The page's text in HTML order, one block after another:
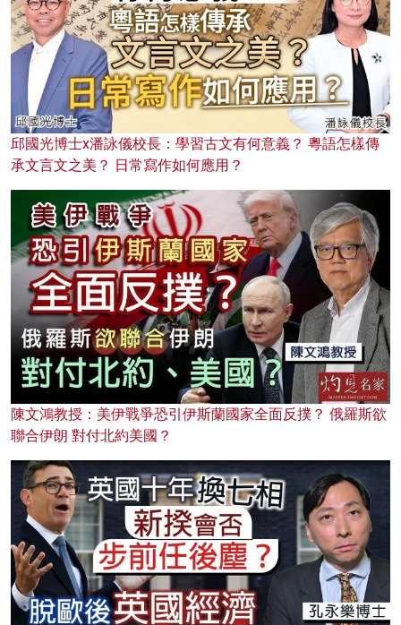
邱國光博士x潘詠儀校長：學習古文有何意義？ 粵語怎樣傳
承文言文之美？ 日常寫作如何應用？
陳文鴻教授：美伊戰爭恐引伊斯蘭國家全面反撲？ 俄羅斯欲
聯合伊朗 對付北約美國？